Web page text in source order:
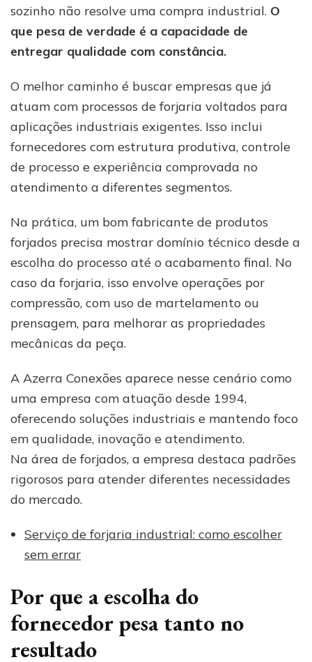
sozinho não resolve uma compra industrial. O
que pesa de verdade é a capacidade de
entregar qualidade com constância.
O melhor caminho é buscar empresas que já
atuam com processos de forjaria voltados para
aplicações industriais exigentes. Isso inclui
fornecedores com estrutura produtiva, controle
de processo e experiência comprovada no
atendimento a diferentes segmentos.
Na prática, um bom fabricante de produtos
forjados precisa mostrar domínio técnico desde a
escolha do processo até o acabamento final. No
caso da forjaria, isso envolve operações por
compressão, com uso de martelamento ou
prensagem, para melhorar as propriedades
mecânicas da peça.
A Azerra Conexões aparece nesse cenário como
uma empresa com atuação desde 1994,
oferecendo soluções industriais e mantendo foco
em qualidade, inovação e atendimento.
Na área de forjados, a empresa destaca padrões
rigorosos para atender diferentes necessidades
do mercado.
Serviço de forjaria industrial: como escolher
sem errar
Por que a escolha do
fornecedor pesa tanto no
resultado